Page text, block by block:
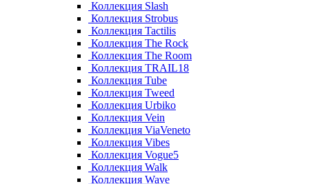
Коллекция Slash
Коллекция Strobus
Коллекция Tactilis
Коллекция The Rock
Коллекция The Room
Коллекция TRAIL18
Коллекция Tube
Коллекция Tweed
Коллекция Urbiko
Коллекция Vein
Коллекция ViaVeneto
Коллекция Vibes
Коллекция Vogue5
Коллекция Walk
Коллекция Wave